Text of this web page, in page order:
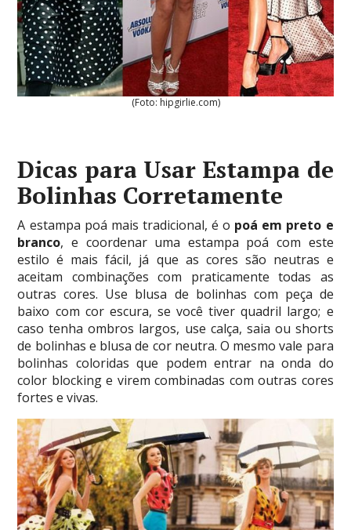
(Foto: hipgirlie.com)
Dicas para Usar Estampa de
Bolinhas Corretamente
A estampa poá mais tradicional, é o poá em preto e
branco, e coordenar uma estampa poá com este
estilo é mais fácil, já que as cores são neutras e
aceitam combinações com praticamente todas as
outras cores. Use blusa de bolinhas com peça de
baixo com cor escura, se você tiver quadril largo; e
caso tenha ombros largos, use calça, saia ou shorts
de bolinhas e blusa de cor neutra. O mesmo vale para
bolinhas coloridas que podem entrar na onda do
color blocking e virem combinadas com outras cores
fortes e vivas.